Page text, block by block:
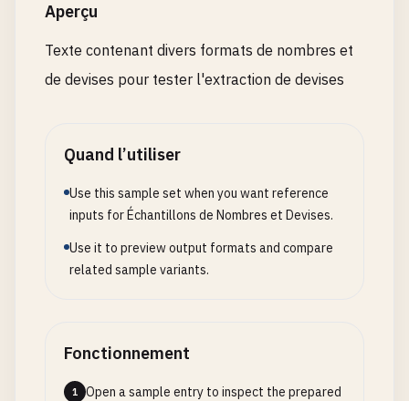
Aperçu
Texte contenant divers formats de nombres et
de devises pour tester l'extraction de devises
Quand l’utiliser
Use this sample set when you want reference
inputs for Échantillons de Nombres et Devises.
Use it to preview output formats and compare
related sample variants.
Fonctionnement
1
Open a sample entry to inspect the prepared